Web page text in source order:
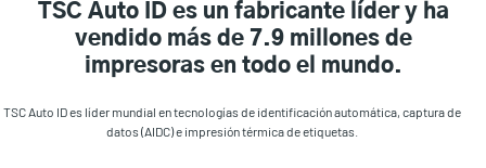
TSC Auto ID es un fabricante líder y ha
vendido más de 7.9 millones de
impresoras en todo el mundo.
TSC Auto ID es líder mundial en tecnologías de identificación automática, captura de
datos (AIDC) e impresión térmica de etiquetas.